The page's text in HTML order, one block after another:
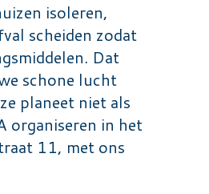
isoleren,
scheiden zodat
Dat
schone lucht
planeet niet als
organiseren in het
11, met ons